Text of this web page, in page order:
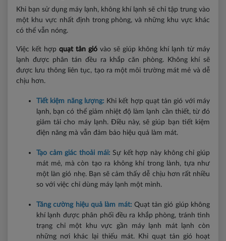
Khi bạn sử dụng máy lạnh, không khí lạnh sẽ chỉ tập trung vào
một khu vực nhất định trong phòng, và những khu vực khác
có thể vẫn nóng.
Việc kết hợp quạt tản gió vào sẽ giúp không khí lạnh từ máy
lạnh được phân tán đều ra khắp căn phòng. Không khí sẽ
được lưu thông liên tục, tạo ra một môi trường mát mẻ và dễ
chịu hơn.
Tiết kiệm năng lượng: Khi kết hợp quạt tản gió với máy
lạnh, bạn có thể giảm nhiệt độ làm lạnh cần thiết, từ đó
giảm tải cho máy lạnh. Điều này, sẽ giúp bạn tiết kiệm
điện năng mà vẫn đảm bảo hiệu quả làm mát.
Tạo cảm giác thoải mái: Sự kết hợp này không chỉ giúp
mát mẻ, mà còn tạo ra không khí trong lành, tựa như
một làn gió nhẹ. Bạn sẽ cảm thấy dễ chịu hơn rất nhiều
so với việc chỉ dùng máy lạnh một mình.
Tăng cường hiệu quả làm mát: Quạt tản gió giúp không
khí lạnh được phân phối đều ra khắp phòng, tránh tình
trạng chỉ một khu vực gần máy lạnh mát lạnh còn
những nơi khác lại thiếu mát. Khi quạt tản gió hoạt